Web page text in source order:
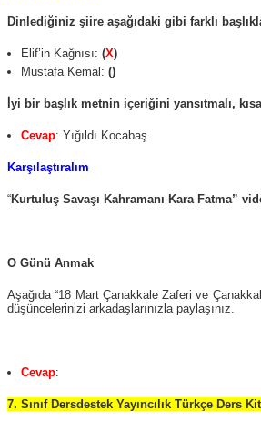
Dinlediğiniz şiire aşağıdaki gibi farklı
Elif’in Kağnısı: (X)
Mustafa Kemal: ()
İyi bir başlık metnin içeriğini yansıtmalı,
Cevap: Yığıldı Kocabaş
Karşılaştıralım
“Kurtuluş Savaşı Kahramanı Kara Fatma”
O Günü Anmak
Aşağıda “18 Mart Çanakkale Zaferi ve
düşüncelerinizi arkadaşlarınızla paylaşınız.
Cevap:
7. Sınıf Dersdestek Yayıncılık Türkçe Ders